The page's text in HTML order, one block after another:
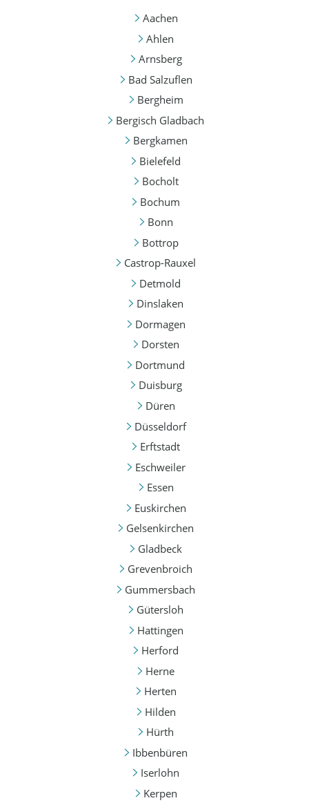
Aachen
Ahlen
Arnsberg
Bad Salzuflen
Bergheim
Bergisch Gladbach
Bergkamen
Bielefeld
Bocholt
Bochum
Bonn
Bottrop
Castrop-Rauxel
Detmold
Dinslaken
Dormagen
Dorsten
Dortmund
Duisburg
Düren
Düsseldorf
Erftstadt
Eschweiler
Essen
Euskirchen
Gelsenkirchen
Gladbeck
Grevenbroich
Gummersbach
Gütersloh
Hattingen
Herford
Herne
Herten
Hilden
Hürth
Ibbenbüren
Iserlohn
Kerpen